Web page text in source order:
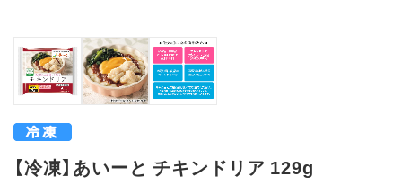
【冷凍】あいーと チキンドリア 129g